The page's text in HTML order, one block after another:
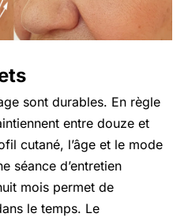
sont durables. En règle
entre douze et
cutané, l’âge et le mode
séance d’entretien
mois permet de
le temps. Le